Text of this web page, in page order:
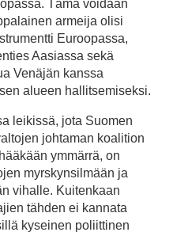
Tämä voidaan
armeija olisi
Euroopassa,
Aasiassa sekä
Venäjän kanssa
alueen hallitsemiseksi.
leikissä, jota Suomen
johtaman koalition
ymmärrä, on
myrskynsilmään ja
vihalle. Kuitenkaan
tähden ei kannata
kyseinen poliittinen